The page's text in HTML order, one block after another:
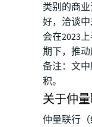
类别的商
好，洽谈
会在2023
期下，推
备注：文
积。
关于仲
仲量联行